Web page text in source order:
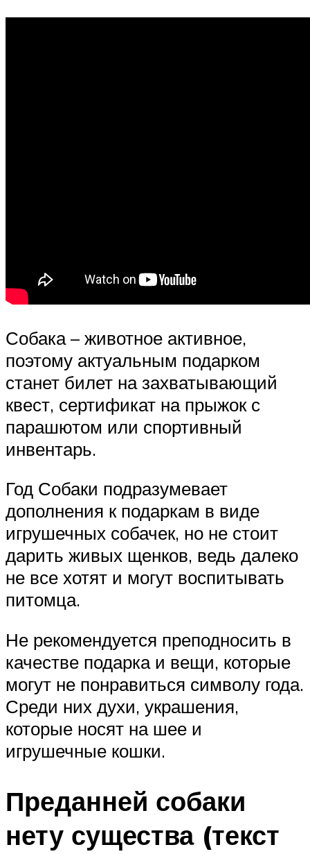
Собака – животное активное,
поэтому актуальным подарком
станет билет на захватывающий
квест, сертификат на прыжок с
парашютом или спортивный
инвентарь.
Год Собаки подразумевает
дополнения к подаркам в виде
игрушечных собачек, но не стоит
дарить живых щенков, ведь далеко
не все хотят и могут воспитывать
питомца.
Не рекомендуется преподносить в
качестве подарка и вещи, которые
могут не понравиться символу года.
Среди них духи, украшения,
которые носят на шее и
игрушечные кошки.
Преданней собаки
нету существа (текст